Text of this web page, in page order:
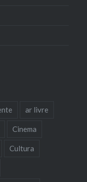
ar livre
Cinema
Cultura